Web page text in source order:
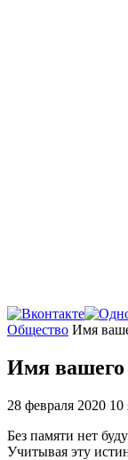
Главная
Общество Имя
Имя вашего
28 февраля 2020 10
Без памяти нет
Учитывая эту